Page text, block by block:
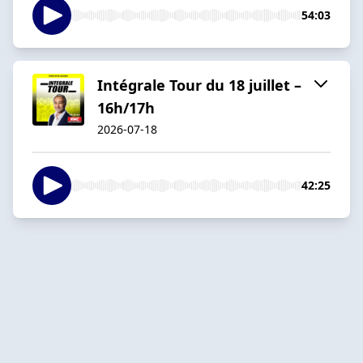
54:03
Intégrale Tour du 18 juillet –
16h/17h
2026-07-18
42:25